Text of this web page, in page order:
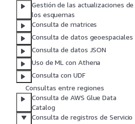
Gestión de las actualizaciones de
los esquemas
Consulta de matrices
Consulta de datos geoespaciales
Consulta de datos JSON
Uso de ML con Athena
Consulta con UDF
Consultas entre regiones
Consulta de AWS Glue Data
Catalog
Consulta de registros de Servicio